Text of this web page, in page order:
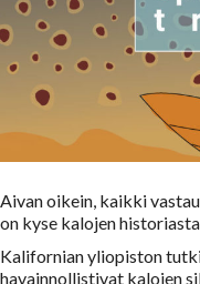
Aivan oikein, kaikki
on kyse kalojen
Kalifornian yliopiston
havainnollistivat kalojen